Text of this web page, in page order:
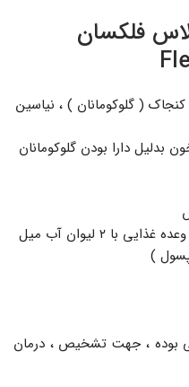
فلکسان
( گلوکومانان ) ، نیاسین
بدلیل دارا بودن گلوکومانان
روزانه ۲ عدد کپسول قبل از هر وعده غذایی با ۲ لیوان آب میل
بوده ، جهت تشخیص ، درمان